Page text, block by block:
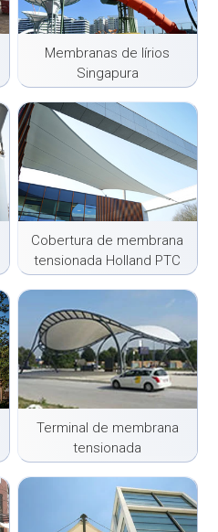
Membranas de lírios
Singapura
Cobertura de membrana
tensionada Holland PTC
Terminal de membrana
tensionada